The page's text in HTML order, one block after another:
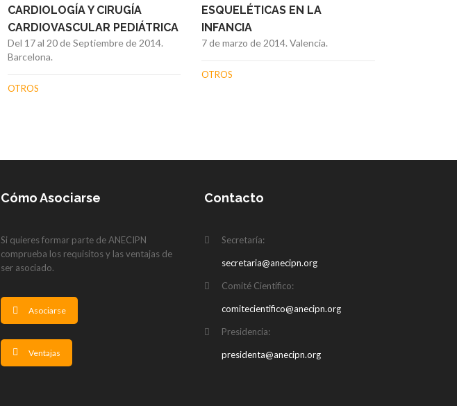
CARDIOLOGÍA Y CIRUGÍA
CARDIOVASCULAR PEDIÁTRICA
Del 17 al 20 de Septiembre de 2014.
Barcelona.
OTROS
ESQUELÉTICAS EN LA
INFANCIA
7 de marzo de 2014. Valencia.
OTROS
Cómo Asociarse
Si quieres formar parte de ANECIPN
comprueba los requisitos y las ventajas de
ser asociado.
Asociarse
Ventajas
Contacto
Secretaría:
secretaria@anecipn.org
Comité Científico:
comitecientifico@anecipn.org
Presidencia:
presidenta@anecipn.org